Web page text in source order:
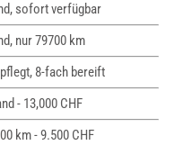
sofort verfügbar
nur 79700 km
8-fach bereift
- 13,000 CHF
km - 9.500 CHF